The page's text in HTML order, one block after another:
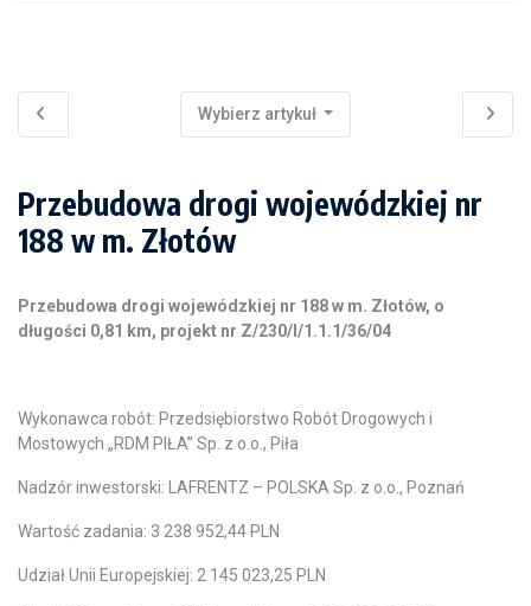
Wybierz artykuł
Przebudowa drogi wojewódzkiej nr
188 w m. Złotów
Przebudowa drogi wojewódzkiej nr 188 w m. Złotów, o
długości 0,81 km, projekt nr Z/230/I/1.1.1/36/04
Wykonawca robót: Przedsiębiorstwo Robót Drogowych i
Mostowych „RDM PIŁA” Sp. z o.o., Piła
Nadzór inwestorski: LAFRENTZ – POLSKA Sp. z o.o., Poznań
Wartość zadania: 3 238 952,44 PLN
Udział Unii Europejskiej: 2 145 023,25 PLN